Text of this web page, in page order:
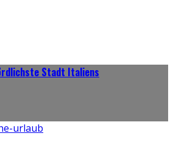
Stadt Italiens